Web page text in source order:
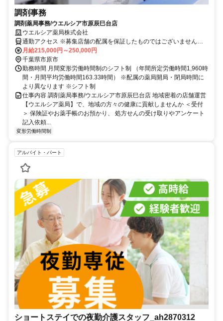
調剤事務
調剤薬局事務/ウエルシア市原辰巳台店
ウエルシア薬局株式会社
通勤アクセス ※募集店舗の配属を保証したものではございませんの
で予めご了承ください ※配属店舗は上記店舗以外の可能性がござい
ます ※勤務店舗の指定は出来かねます。 勤務区分を下記の３つから
選択 ＜エリア職＞ 原則として転居を伴う異動はございません。 自宅
から50km圏内、通勤片道90分圏内での配属店舗となります。 ＜リー
ジョナル職＞ 異動の範囲は本拠地とその隣接県または直線距離で概
ね100km以内 ※社宅制度・赴任手当制度あり ＜ナショナル職＞ 全国
の店舗への異動あり ※社宅制度・赴任手当制度あり
月給215,000円～250,000円
千葉県市原市
勤務時間 月間変形労働時間制のシフト制 （年間所定労働時間1,960時
間・月間平均労働時間163.33時間） ※配属の薬局開局・閉局時間に
より異なります ※シフト制
仕事内容 調剤薬局事務/ウエルシア市原辰巳台店 地域密着の店舗運営
【ウエルシア薬局】で、地域の方々の健康に貢献しませんか ＜受付
＞ 保険証やお薬手帳のお預かり、 処方せんの受け取りやアンケート
記入依頼...
変形労働時間制
アルバイト・パート
ショートステイでの夜勤介護スタッフ_ah2870312